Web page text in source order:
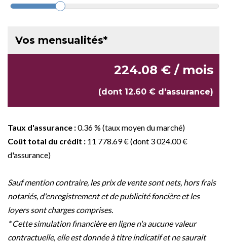
Vos mensualités*
224.08 € / mois
(dont 12.60 € d'assurance)
Taux d'assurance :0.36 % (taux moyen du marché)
Coût total du crédit : 11 778.69 € (dont 3 024.00 €
d'assurance)
Sauf mention contraire, les prix de vente sont nets, hors frais
notariés, d'enregistrement et de publicité foncière et les
loyers sont charges comprises.
* Cette simulation financière en ligne n'a aucune valeur
contractuelle, elle est donnée à titre indicatif et ne saurait